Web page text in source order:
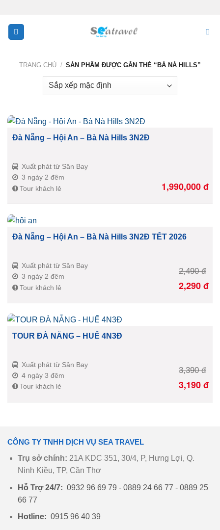
content
TRANG CHỦ / SẢN PHẨM ĐƯỢC GẮN THẺ “BÀ NÀ HILLS”
Đà Nẵng – Hội An – Bà Nà Hills 3N2Đ
Xuất phát từ Sân Bay
3 ngày 2 đêm
Tour khách lẻ
1,990,000đ
Đà Nẵng – Hội An – Bà Nà Hills 3N2Đ TẾT 2026
Xuất phát từ Sân Bay
3 ngày 2 đêm
Tour khách lẻ
2,490đ
2,290đ
TOUR ĐÀ NẴNG – HUẾ 4N3Đ
Xuất phát từ Sân Bay
4 ngày 3 đêm
Tour khách lẻ
3,390đ
3,190đ
CÔNG TY TNHH DỊCH VỤ SEA TRAVEL
Trụ sở chính: 21A KDC 351, 30/4, P, Hưng Lợi, Q.
Ninh Kiều, TP, Cần Thơ
Hỗ Trợ 24/7: 0932 96 69 79 - 0889 24 66 77 - 0889 25
66 77
Hotline: 0915 96 40 39